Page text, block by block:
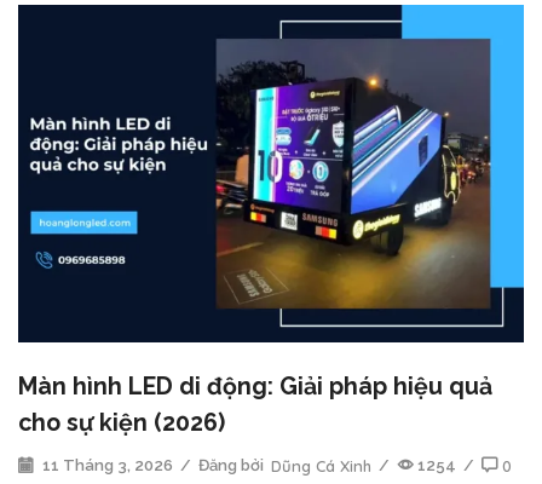
Màn hình LED di động: Giải pháp hiệu quả
cho sự kiện (2026)
11 Tháng 3, 2026 / Đăng bởi Dũng Cá Xinh / 1254 / 0